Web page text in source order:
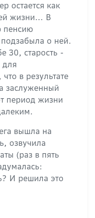
остается как
жизни… В
пенсию
о ней.
30, старость -
для
в результате
заслуженный
период жизни
вышла на
озвучила
(раз в пять
И решила это